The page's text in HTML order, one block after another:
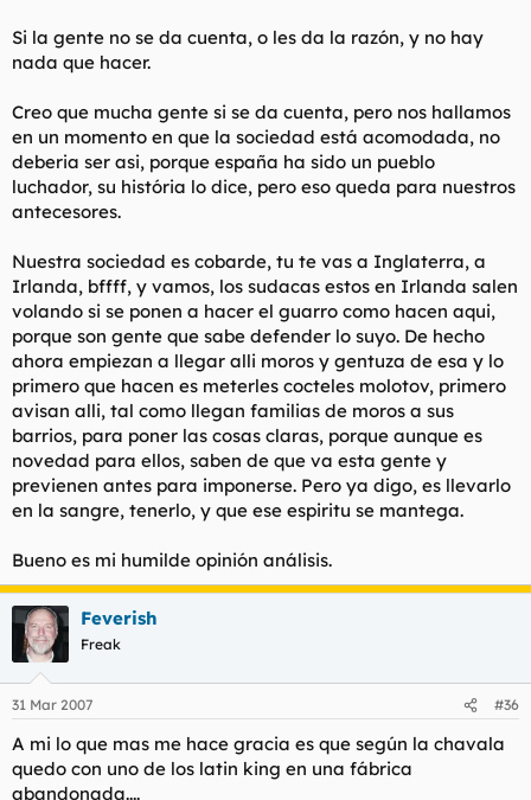
Si la gente no se da cuenta, o les da la razón, y no hay
nada que hacer.
Creo que mucha gente si se da cuenta, pero nos hallamos
en un momento en que la sociedad está acomodada, no
deberia ser asi, porque españa ha sido un pueblo
luchador, su história lo dice, pero eso queda para nuestros
antecesores.
Nuestra sociedad es cobarde, tu te vas a Inglaterra, a
Irlanda, bffff, y vamos, los sudacas estos en Irlanda salen
volando si se ponen a hacer el guarro como hacen aqui,
porque son gente que sabe defender lo suyo. De hecho
ahora empiezan a llegar alli moros y gentuza de esa y lo
primero que hacen es meterles cocteles molotov, primero
avisan alli, tal como llegan familias de moros a sus
barrios, para poner las cosas claras, porque aunque es
novedad para ellos, saben de que va esta gente y
previenen antes para imponerse. Pero ya digo, es llevarlo
en la sangre, tenerlo, y que ese espiritu se mantega.
Bueno es mi humilde opinión análisis.
Feverish
Freak
31 Mar 2007 #36
A mi lo que mas me hace gracia es que según la chavala
quedo con uno de los latin king en una fábrica
abandonada....